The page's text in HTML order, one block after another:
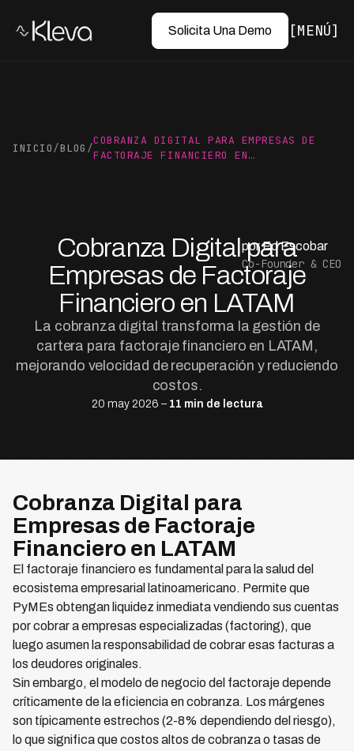
Solicita Una Demo MENÚ
INICIO/BLOG /
COBRANZA DIGITAL PARA EMPRESAS DE
FACTORAJE FINANCIERO EN…
Cobranza Digital para
Empresas de Factoraje
Financiero en LATAM
La cobranza digital transforma la gestión de
cartera para factoraje financiero en LATAM,
mejorando velocidad de recuperación y reduciendo
costos.
20 may 2026 – 11 min de lectura
por Ed Escobar
Co-Founder & CEO
Cobranza Digital para
Empresas de Factoraje
Financiero en LATAM
El factoraje financiero es fundamental para la salud del
ecosistema empresarial latinoamericano. Permite que
PyMEs obtengan liquidez inmediata vendiendo sus cuentas
por cobrar a empresas especializadas (factoring), que
luego asumen la responsabilidad de cobrar esas facturas a
los deudores originales.
Sin embargo, el modelo de negocio del factoraje depende
críticamente de la eficiencia en cobranza. Los márgenes
son típicamente estrechos (2-8% dependiendo del riesgo),
lo que significa que costos altos de cobranza o tasas de